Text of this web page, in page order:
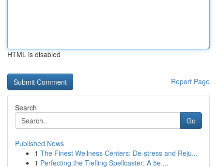
HTML is disabled
Report Page
Search
Go
Published News
1 The Finest Wellness Centers: De-stress and Reju...
1 Perfecting the Tiefling Spellcaster: A 5e ...